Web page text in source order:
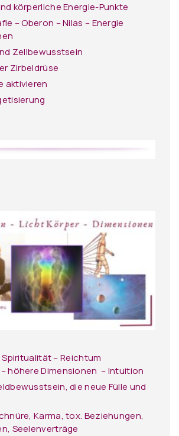
körperliche Energie-Punkte
– Oberon – Nilas – Energie
Zellbewusstsein
Zirbeldrüse
aktivieren
– Reichtum
höhere Dimensionen – Intuition
die neue Fülle und
Karma, tox. Beziehungen,
Seelenverträge